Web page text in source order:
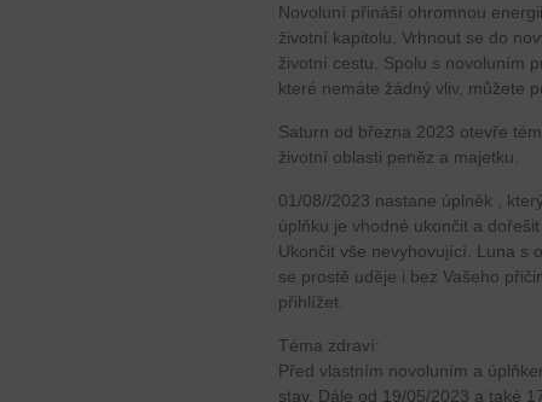
Novoluní přináší ohromnou
životní kapitolu. Vrhnout se do
životní cestu. Spolu s novoluním
které nemáte žádný vliv, můžete
Saturn od března 2023 otevře
životní oblasti peněz a majetku.
01/08//2023 nastane úplněk ,
úplňku je vhodné ukončit a
Ukončit vše nevyhovující. Luna s
se prostě uděje i bez Vašeho
přihlížet.
Téma zdraví:
Před vlastním novoluním a
stav. Dále od 19/05/2023 a také